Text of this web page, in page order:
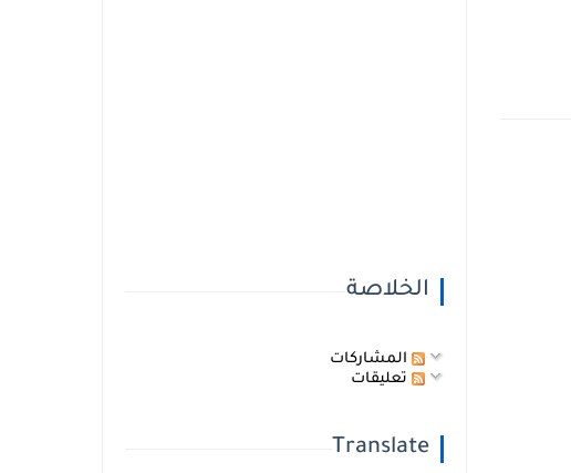
الخلاصة
المشاركات
تعليقات
Translate